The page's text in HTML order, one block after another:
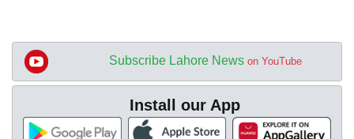
Subscribe Lahore News on YouTube
Install our App